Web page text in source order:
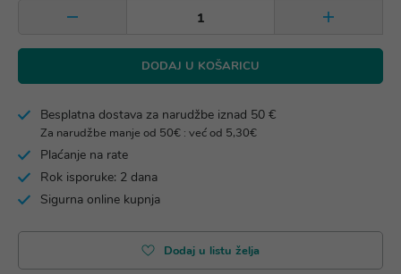
DODAJ U KOŠARICU
Besplatna dostava za narudžbe iznad 50 €
Za narudžbe manje od 50€ : već od 5,30€
Plaćanje na rate
Rok isporuke: 2 dana
Sigurna online kupnja
Dodaj u listu želja